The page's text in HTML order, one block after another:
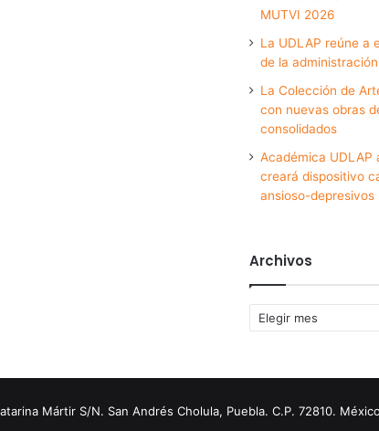
MUTVI 2026
La UDLAP reúne a
de la
La Colección de
con nuevas obras
consolidados
Académica UDLAP
creará dispositivo
ansioso-depresivos
Archivos
Archivos
Mártir S/N. San Andrés Cholula, Puebla. C.P. 72810.